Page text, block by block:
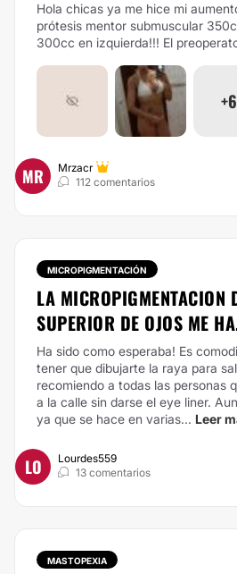
Hola chicas ya me hice mi
prótesis mentor submuscular
300cc en izquierda!!! El
+6
MR
Mrzacr
112 comentarios
MICROPIGMENTACIÓN
LA MICROPIGMENTACION
SUPERIOR DE OJOS ME
Ha sido como esperaba! Es
tener que dibujarte la raya para
recomiendo a todas las personas
a la calle sin darse el eye liner.
ya que se hace en varias... Leer
LO
Lourdes559
13 comentarios
MASTOPEXIA